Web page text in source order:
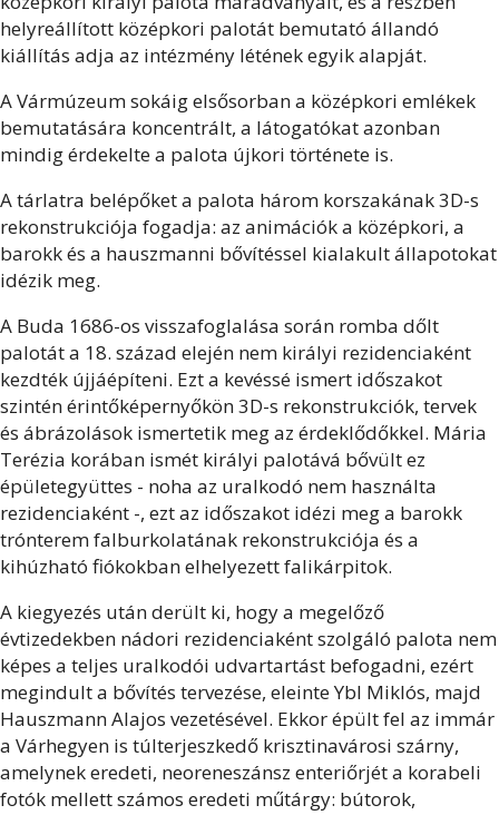
helyreállított középkori palotát bemutató állandó
kiállítás adja az intézmény létének egyik alapját.
A Vármúzeum sokáig elsősorban a középkori emlékek
bemutatására koncentrált, a látogatókat azonban
mindig érdekelte a palota újkori története is.
A tárlatra belépőket a palota három korszakának 3D-s
rekonstrukciója fogadja: az animációk a középkori, a
barokk és a hauszmanni bővítéssel kialakult állapotokat
idézik meg.
A Buda 1686-os visszafoglalása során romba dőlt
palotát a 18. század elején nem királyi rezidenciaként
kezdték újjáépíteni. Ezt a kevéssé ismert időszakot
szintén érintőképernyőkön 3D-s rekonstrukciók, tervek
és ábrázolások ismertetik meg az érdeklődőkkel. Mária
Terézia korában ismét királyi palotává bővült ez
épületegyüttes - noha az uralkodó nem használta
rezidenciaként -, ezt az időszakot idézi meg a barokk
trónterem falburkolatának rekonstrukciója és a
kihúzható fiókokban elhelyezett falikárpitok.
A kiegyezés után derült ki, hogy a megelőző
évtizedekben nádori rezidenciaként szolgáló palota nem
képes a teljes uralkodói udvartartást befogadni, ezért
megindult a bővítés tervezése, eleinte Ybl Miklós, majd
Hauszmann Alajos vezetésével. Ekkor épült fel az immár
a Várhegyen is túlterjeszkedő krisztinavárosi szárny,
amelynek eredeti, neoreneszánsz enteriőrjét a korabeli
fotók mellett számos eredeti műtárgy: bútorok,